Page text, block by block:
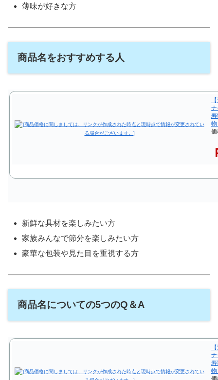
薄味が好きな方
商品名をおすすめする人
ナ
新鮮な具材を楽しみたい方
家族みんなで節分を楽しみたい方
豪華な包装や見た目を重視する方
商品名についての5つのQ＆A
ナ